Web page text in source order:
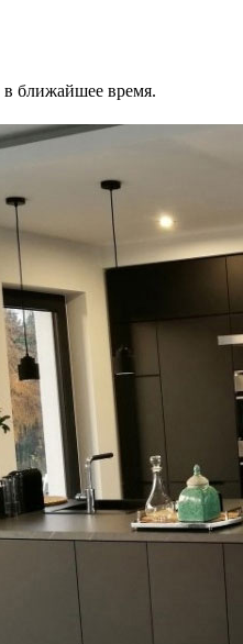
ближайшее время.